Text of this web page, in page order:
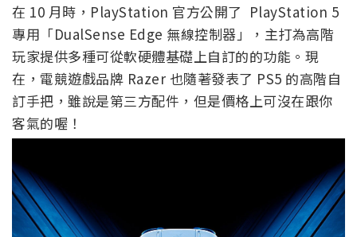
在 10 月時，PlayStation 官方公開了 PlayStation 5
專用「DualSense Edge 無線控制器」，主打為高階
玩家提供多種可從軟硬體基礎上自訂的的功能。現
在，電競遊戲品牌 Razer 也隨著發表了 PS5 的高階自
訂手把，雖說是第三方配件，但是價格上可沒在跟你
客氣的喔！